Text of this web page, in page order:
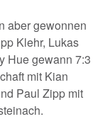
aber gewonnen
Klehr, Lukas
Hue gewann 7:3
mit Kian
Paul Zipp mit